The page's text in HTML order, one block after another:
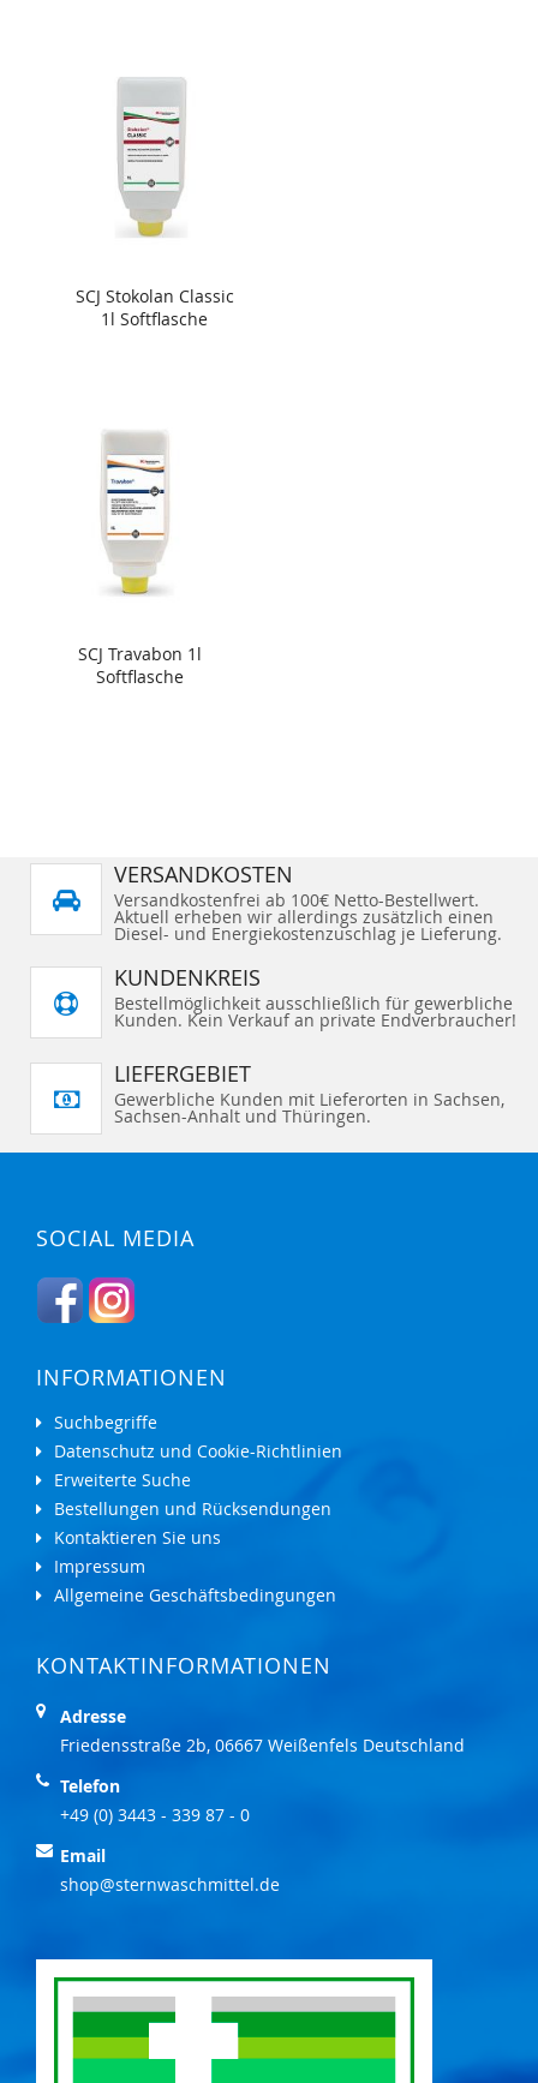
SCJ Stokolan Classic
1l Softflasche
SCJ Travabon 1l
Softflasche
VERSANDKOSTEN
Versandkostenfrei ab 100€ Netto-Bestellwert.
Aktuell erheben wir allerdings zusätzlich einen
Diesel- und Energiekostenzuschlag je Lieferung.
KUNDENKREIS
Bestellmöglichkeit ausschließlich für gewerbliche
Kunden. Kein Verkauf an private Endverbraucher!
LIEFERGEBIET
Gewerbliche Kunden mit Lieferorten in Sachsen,
Sachsen-Anhalt und Thüringen.
SOCIAL MEDIA
INFORMATIONEN
Suchbegriffe
Datenschutz und Cookie-Richtlinien
Erweiterte Suche
Bestellungen und Rücksendungen
Kontaktieren Sie uns
Impressum
Allgemeine Geschäftsbedingungen
KONTAKTINFORMATIONEN
Adresse
Friedensstraße 2b, 06667 Weißenfels Deutschland
Telefon
+49 (0) 3443 - 339 87 - 0
Email
shop@sternwaschmittel.de